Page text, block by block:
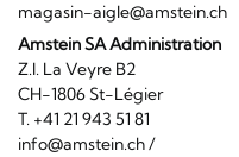
magasin-aigle@amstein.ch
Amstein SA Administration
Z.I. La Veyre B2
CH-1806 St-Légier
T. +41 21 943 51 81
info@amstein.ch/